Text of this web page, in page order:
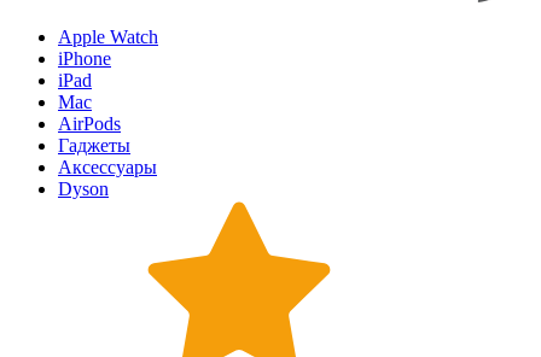
Apple Watch
iPhone
iPad
Mac
AirPods
Гаджеты
Аксессуары
Dyson